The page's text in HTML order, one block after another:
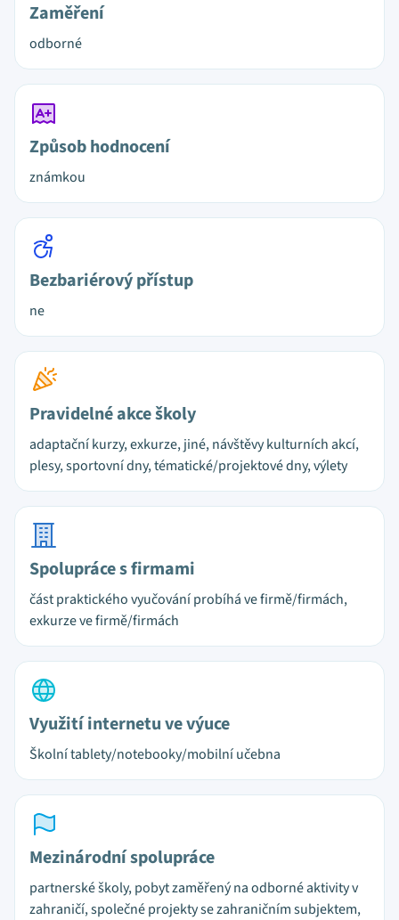
Zaměření
odborné
Způsob hodnocení
známkou
Bezbariérový přístup
ne
Pravidelné akce školy
adaptační kurzy, exkurze, jiné, návštěvy kulturních akcí,
plesy, sportovní dny, tématické/projektové dny, výlety
Spolupráce s firmami
část praktického vyučování probíhá ve firmě/firmách,
exkurze ve firmě/firmách
Využití internetu ve výuce
Školní tablety/notebooky/mobilní učebna
Mezinárodní spolupráce
partnerské školy, pobyt zaměřený na odborné aktivity v
zahraničí, společné projekty se zahraničním subjektem,